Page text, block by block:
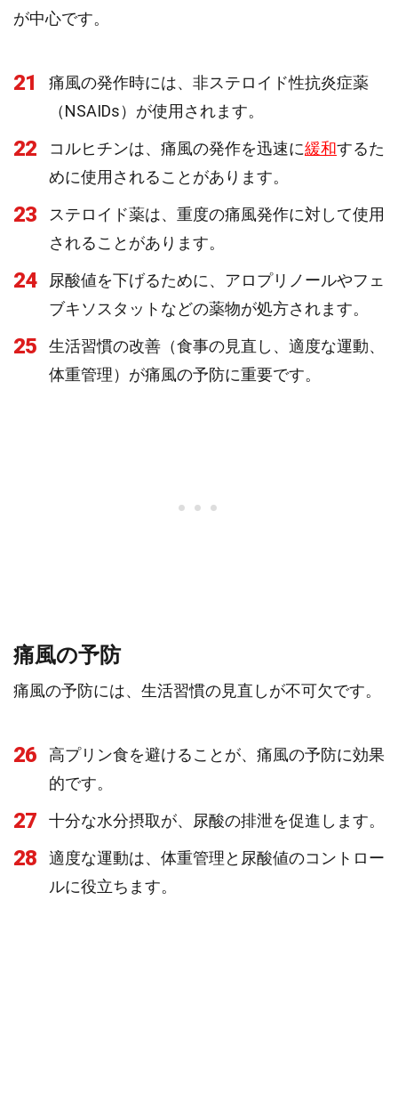
が中心です。
21
痛風の発作時には、非ステロイド性抗炎症薬
（NSAIDs）が使用されます。
22 コルヒチンは、痛風の発作を迅速に緩和するた
めに使用されることがあります。
23
ステロイド薬は、重度の痛風発作に対して使用
されることがあります。
24
尿酸値を下げるために、アロプリノールやフェ
ブキソスタットなどの薬物が処方されます。
25
生活習慣の改善（食事の見直し、適度な運動、
体重管理）が痛風の予防に重要です。
痛風の予防
痛風の予防には、生活習慣の見直しが不可欠です。
26
高プリン食を避けることが、痛風の予防に効果
的です。
27 十分な水分摂取が、尿酸の排泄を促進します。
28
適度な運動は、体重管理と尿酸値のコントロー
ルに役立ちます。